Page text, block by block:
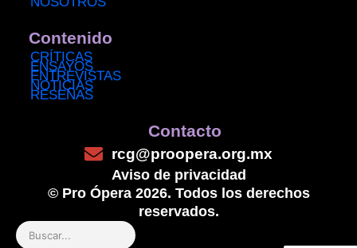
Contenido
CRÍTICAS
ENSAYOS
ENTREVISTAS
NOTICIAS
RESEÑAS
Contacto
rcg@proopera.org.mx
Aviso de privacidad
© Pro Ópera 2026. Todos los derechos
reservados.